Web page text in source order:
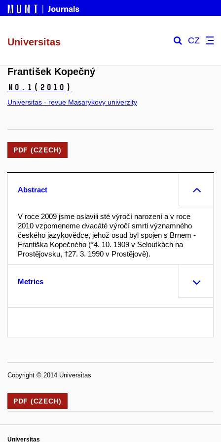
Universitas CZ
František Kopečný
No.1 (2010)
Universitas - revue Masarykovy univerzity
PDF (CZECH)
Abstract
V roce 2009 jsme oslavili sté výročí narození a v roce
2010 vzpomeneme dvacáté výročí smrti významného
českého jazykovědce, jehož osud byl spojen s Brnem -
Františka Kopečného (*4. 10. 1909 v Seloutkách na
Prostějovsku, †27. 3. 1990 v Prostějově).
Metrics
Copyright © 2014 Universitas
PDF (CZECH)
Universitas